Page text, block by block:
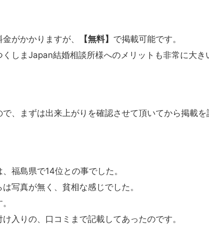
がかかりますが、
【無料】 で掲載可能です。
しまJapan結婚相談所様へのメリットも非常に大き
、まずは出来上がりを確認させて頂いてから掲載
福島県で14位との事でした。
写真が無く、貧相な感じでした。
入りの、口コミまで記載してあったのです。